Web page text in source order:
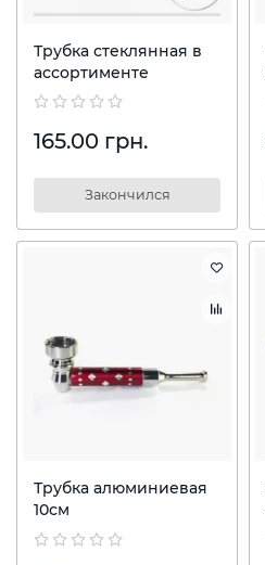
Трубка стеклянная в
ассортименте
165.00 грн.
Закончился
Трубка алюминиевая
10см